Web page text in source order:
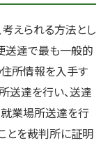
えられる方法とし
送達で最も一般的
所情報を入手す
送達を行い、送達
就業場所送達を行
とを裁判所に証明